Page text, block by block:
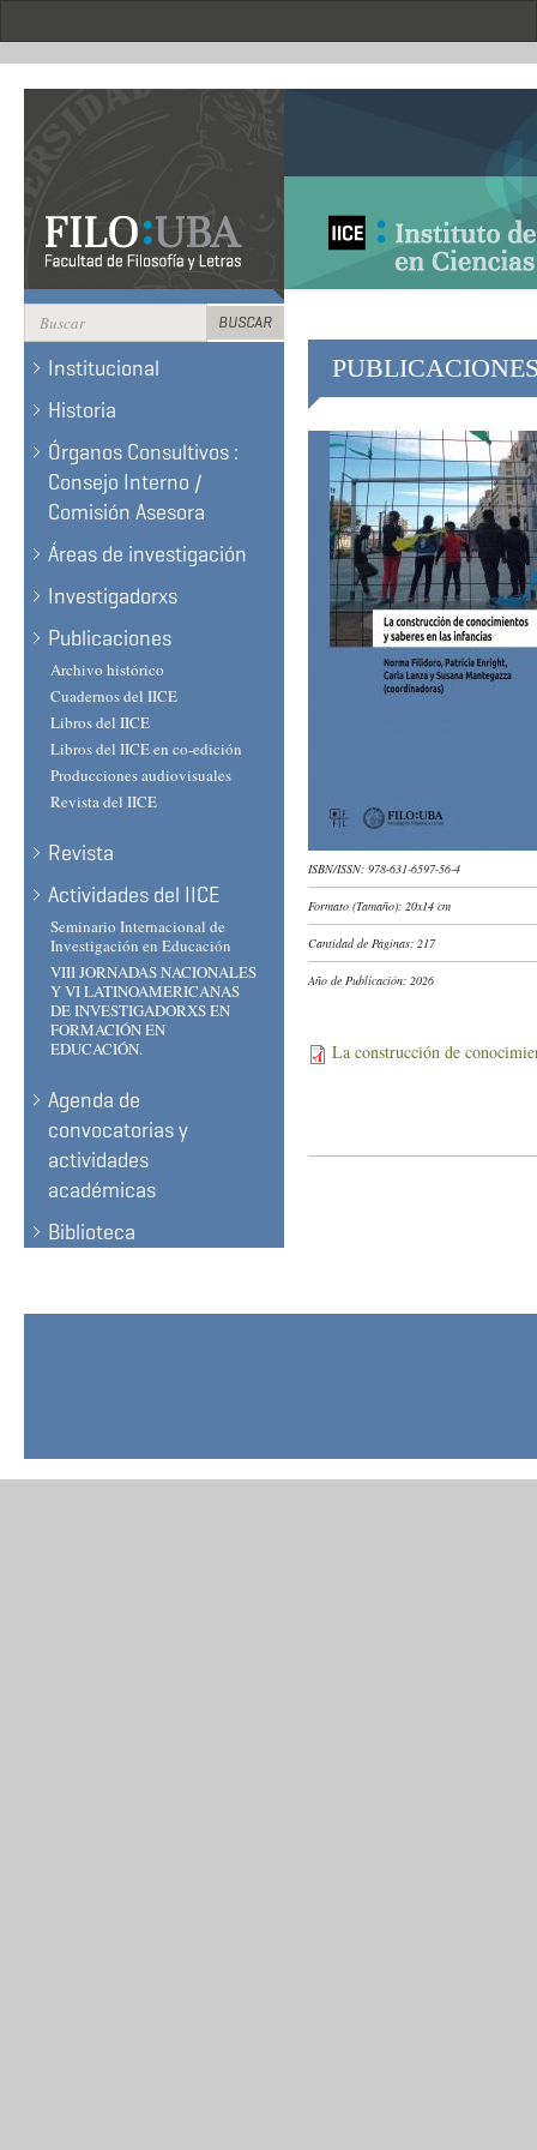
Formulario
de
BUSCAR
BUSCAR
Institucional
Historia
Órganos Consultivos :
Consejo Interno /
Comisión Asesora
Áreas de investigación
Investigadorxs
Publicaciones
Archivo histórico
Cuadernos del IICE
Libros del IICE
Libros del IICE en co-edición
Producciones audiovisuales
Revista del IICE
Revista
Actividades del IICE
Seminario Internacional de
Investigación en Educación
VIII JORNADAS NACIONALES
Y VI LATINOAMERICANAS
DE INVESTIGADORXS EN
FORMACIÓN EN
EDUCACIÓN.
Agenda de
convocatorias y
actividades
académicas
Biblioteca
ISBN/ISSN: 978-631-6597-56-4
Formato (Tamaño): 20x14 cm
Cantidad de Páginas: 217
Año de Publicación: 2026
La construcción de